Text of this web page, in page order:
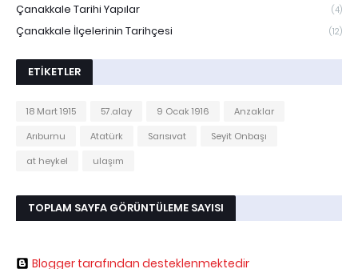
Çanakkale Tarihi Yapılar (4)
Çanakkale İlçelerinin Tarihçesi (12)
ETIKETLER
18 Mart 1915 57.alay 9 Ocak 1916
Anzaklar
Arıburnu
Atatürk Sarısıvat
Seyit Onbaşı
at heykel
ulaşım
TOPLAM SAYFA GÖRÜNTÜLEME SAYISI
Blogger tarafından desteklenmektedir